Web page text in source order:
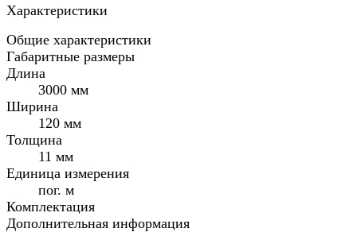
Характеристики
Общие характеристики
Габаритные размеры
Длина
3000 мм
Ширина
120 мм
Толщина
11 мм
Единица измерения
пог. м
Комплектация
Дополнительная информация